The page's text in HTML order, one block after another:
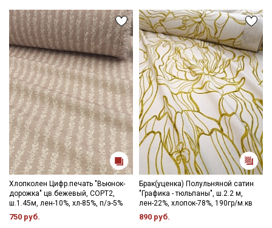
температурном режиме.
Цветопередача может отличаться от оригинального цвета
ткани в зависимости от настроек вашего монитора.
Хлопколен Цифр.печать "Вьюнок-
дорожка" цв.бежевый, СОРТ2,
ш.1.45м, лен-10%, хл-85%, п/э-5%
750 руб.
Брак(уценка) Полульняной сатин
"Графика - тюльпаны", ш.2.2 м,
лен-22%, хлопок-78%, 190гр/м.кв
890 руб.
Секретная рассылка от Купава
Мы публикуем здесь дополнительные
промокоды и скидки до 30% на узкие
категории тканей
Электронная почта